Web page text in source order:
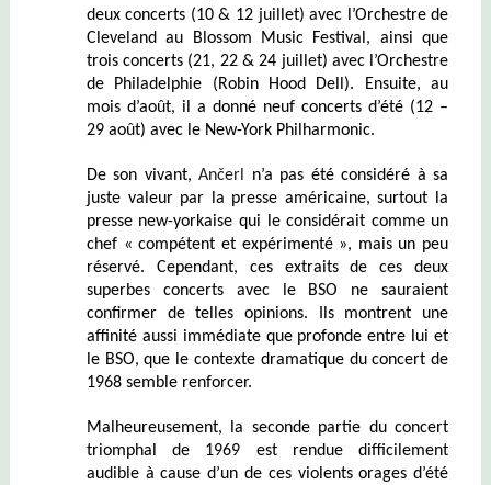
deux concerts (10 & 12 juillet) avec l’Orchestre de
Cleveland au Blossom Music Festival, ainsi que
trois concerts (21, 22 & 24 juillet) avec l’Orchestre
de Philadelphie (Robin Hood Dell). Ensuite, au
mois d’août, il a donné neuf concerts d’été (12 –
29 août) avec le New-York Philharmonic.
De son vivant,Ančerl n’a pas été considéré à sa
juste valeur par la presse américaine, surtout la
presse new-yorkaise qui le considérait comme un
chef « compétent et expérimenté », mais un peu
réservé. Cependant, ces extraits de ces deux
superbes concerts avec le BSO ne sauraient
confirmer de telles opinions. Ils montrent une
affinité aussi immédiate que profonde entre lui et
le BSO, que le contexte dramatique du concert de
1968 semble renforcer.
Malheureusement, la seconde partie du concert
triomphal de 1969 est rendue difficilement
audible à cause d’un de ces violents orages d’été